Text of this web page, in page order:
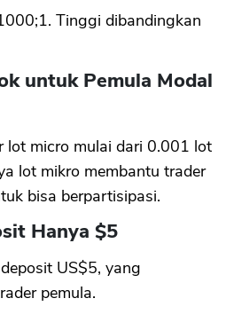
Tinggi dibandingkan
untuk Pemula Modal
lot micro mulai dari 0.001 lot
lot mikro membantu trader
bisa berpartisipasi.
Hanya $5
US$5, yang
pemula.